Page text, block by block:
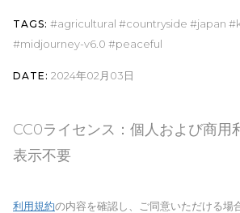
TAGS: agricultural countryside japan
midjourney-v6.0
peaceful
DATE: 2024年02月03日
CC0ライセンス：個人および商用
表示不要
利用規約の内容を確認し、ご同意いただける場